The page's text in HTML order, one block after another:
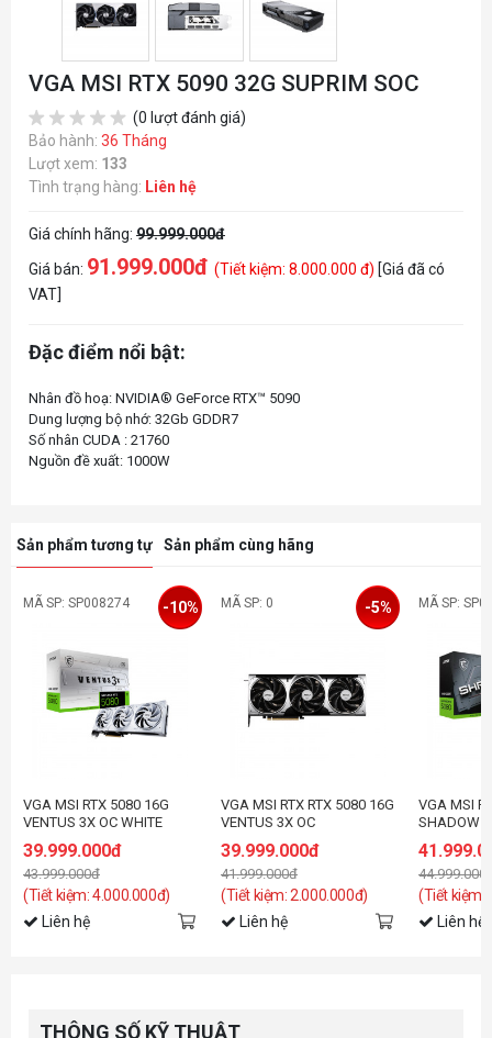
VGA MSI RTX 5090 32G SUPRIM SOC
(0 lượt đánh giá)
Bảo hành: 36 Tháng
Lượt xem: 133
Tình trạng hàng: Liên hệ
Giá chính hãng: 99.999.000đ
Giá bán: 91.999.000đ (Tiết kiệm: 8.000.000 đ) [Giá đã có
VAT]
Đặc điểm nổi bật:
Nhân đồ hoạ: NVIDIA® GeForce RTX™ 5090
Dung lượng bộ nhớ: 32Gb GDDR7
Số nhân CUDA : 21760
Sản phẩm tương tự Sản phẩm cùng hãng
MÃ SP: SP008274
VGA MSI RTX 5080 16G
VENTUS 3X OC WHITE
39.999.000đ
43.999.000đ
(Tiết kiệm: 4.000.000đ)
-10%
Liên hệ
MÃ SP: 0
VGA MSI RTX RTX 5080 16G
VENTUS 3X OC
39.999.000đ
41.999.000đ
(Tiết kiệm: 2.000.000đ)
-5%
Liên hệ
MÃ SP:
VGA MSI
SHADOW
(Tiết kiệm:
Liên hệ
THÔNG SỐ KỸ THUẬT